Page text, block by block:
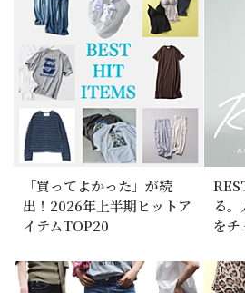
2026/6/27
＼夏デニムならコレ！／
だけで脚長に！”を実現し
2026/6/19
人気2ブランドの新作を
年はどちらで更新する？
「買ってよかった」が
イテムTOP20
「買ってよかった」が続
出！2026年上半期ヒットア
イテムTOP20
る
をチ